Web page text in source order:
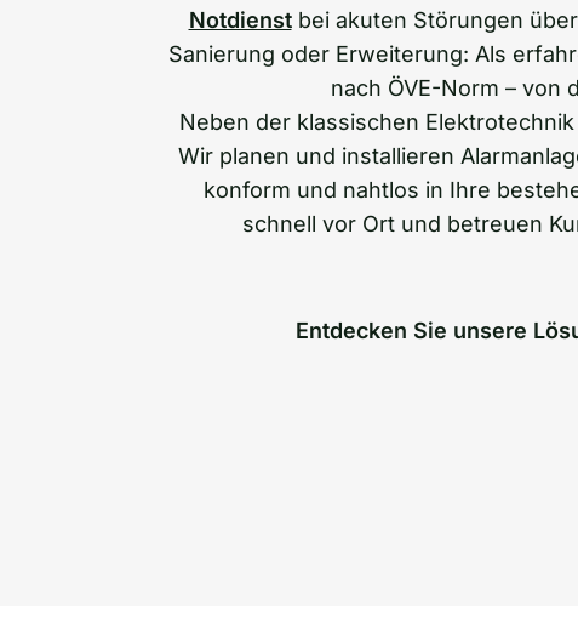
Notdienstbei akuten Störungen
Sanierung oder Erweiterung: Als
nach ÖVE-Norm – von
Neben der klassischen
Wir planen und installieren
konform und nahtlos in Ihre
schnell vor Ort und betreuen
Entdecken Sie unsere